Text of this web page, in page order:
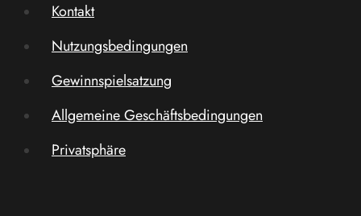
Kontakt
Nutzungsbedingungen
Gewinnspielsatzung
Allgemeine Geschäftsbedingungen
Privatsphäre